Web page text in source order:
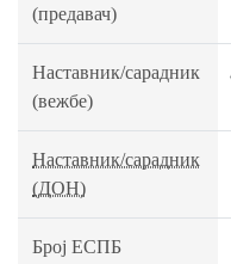
(предавач)
Наставник/сарадник
(вежбе)
Наставник/сарадник
(ДОН)
Број ЕСПБ